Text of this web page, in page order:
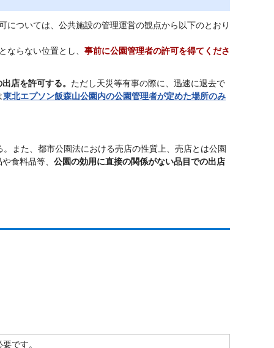
ついては、公共施設の管理運営の観点から以下のとおり
らない位置とし、 事前に公園管理者の許可を得てくださ
店を許可する。 ただし天災等有事の際に、迅速に退去で
東北エプソン飯森山公園内の公園管理者が定めた場所のみ
また、都市公園法における売店の性質上、売店とは公園
食料品等、 公園の効用に直接の関係がない品目での出店
です。